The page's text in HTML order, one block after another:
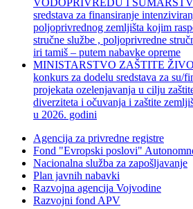
sredstava za finansiranje
poljoprivrednog zemljišta kojim
stručne službe , poljoprivredne
iri tamiš ‒ putem nabavke opreme
MINISTARSTVO ZAŠTITE
konkurs za dodelu sredstava za su/
projekata ozelenjavanja u cilju
diverziteta i očuvanja i zaštite
u 2026. godini
Agencija za privredne registre
Fond "Evropski poslovi"
Nacionalna služba za zapošljavanje
Plan javnih nabavki
Razvojna agencija Vojvodine
Razvojni fond APV